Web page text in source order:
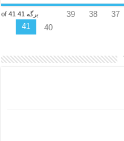
برگه 41 of 41 37
38
39
40
41